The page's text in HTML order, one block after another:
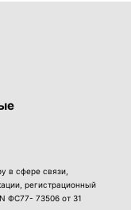
в сфере связи,
регистрационный
ФС77- 73506 от 31